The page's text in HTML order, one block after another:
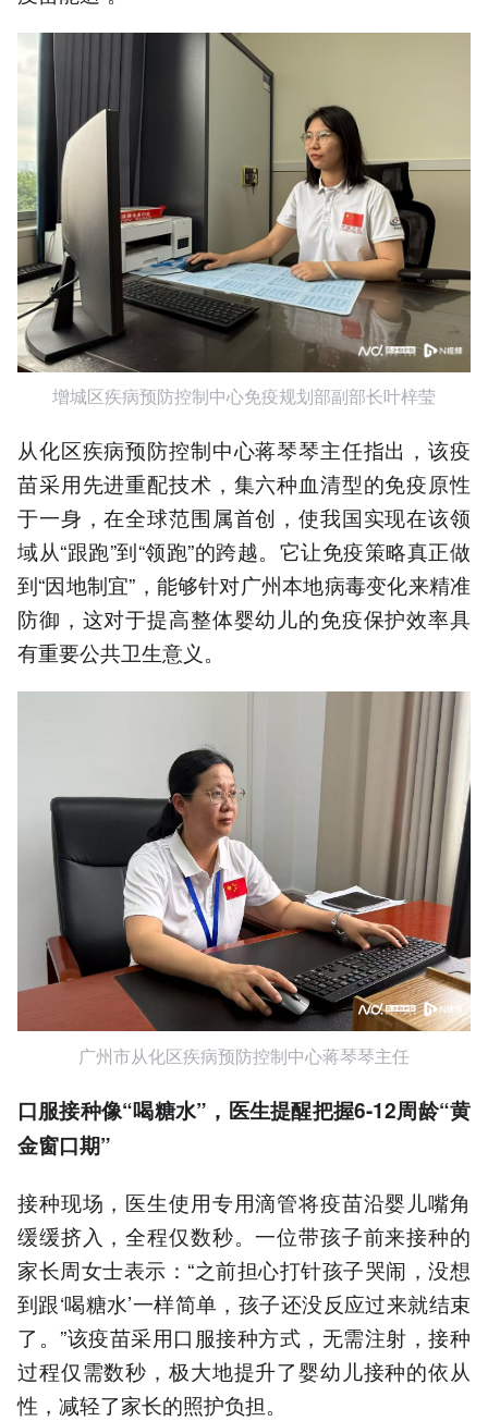
增城区疾病预防控制中心免疫规划部副部长叶梓莹
从化区疾病预防控制中心蒋琴琴主任指出，该疫
苗采用先进重配技术，集六种血清型的免疫原性
于一身，在全球范围属首创，使我国实现在该领
域从“跟跑”到“领跑”的跨越。它让免疫策略真正做
到“因地制宜”，能够针对广州本地病毒变化来精准
防御，这对于提高整体婴幼儿的免疫保护效率具
有重要公共卫生意义。
广州市从化区疾病预防控制中心蒋琴琴主任
口服接种像“喝糖水” ， 医生提醒把握6-12周龄“黄
金窗口期”
接种现场，医生使用专用滴管将疫苗沿婴儿嘴角
缓缓挤入，全程仅数秒。一位带孩子前来接种的
家长周女士表示：“之前担心打针孩子哭闹，没想
到跟‘喝糖水’一样简单，孩子还没反应过来就结束
了。”该疫苗采用口服接种方式，无需注射，接种
过程仅需数秒，极大地提升了婴幼儿接种的依从
性，减轻了家长的照护负担。